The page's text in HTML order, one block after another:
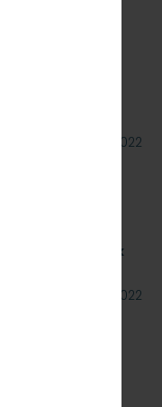
Superb
SP. Z O.O.
samochód
27 lipca 2022
przedmiotem
Znak
22 lipca 2022
przedmiotem